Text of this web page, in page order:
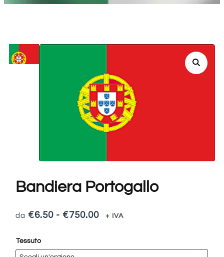
Bandiera Portogallo
€6.50 - €750.00 + IVA
Tessuto